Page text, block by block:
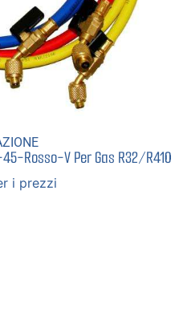
Rosso-V Per Gas R32/R410
i prezzi